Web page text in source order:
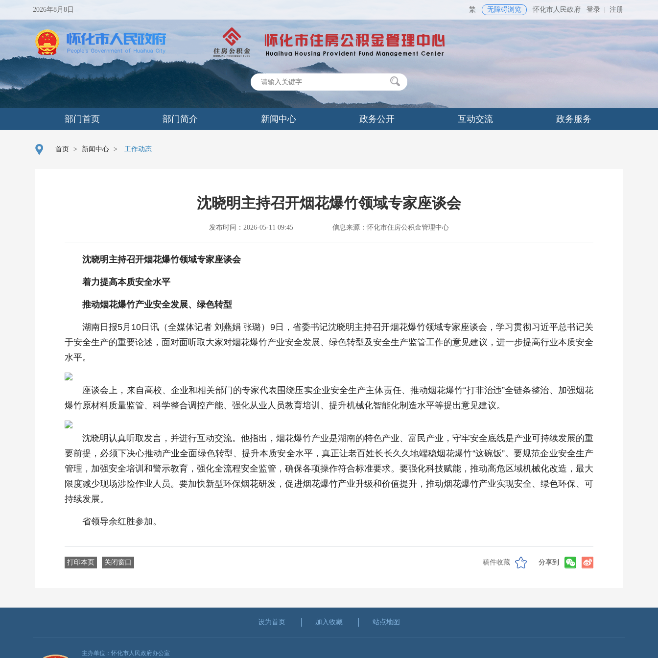
2026年8月8日 繁 无障碍浏览 怀化市人民政府 登录 注册
部门首页 部门简介 新闻中心 政务公开 互动交流 政务服务
首页 > 新闻中心 > 工作动态
沈晓明主持召开烟花爆竹领域专家座谈会
发布时间：2026-05-11 09:45 信息来源：怀化市住房公积金管理中心
沈晓明主持召开烟花爆竹领域专家座谈会
着力提高本质安全水平
推动烟花爆竹产业安全发展、绿色转型
湖南日报5月10日讯（全媒体记者 刘燕娟 张璐）9日，省委书记沈晓明主持召开烟花爆竹领域专家座谈会，学习贯彻习近平总书记关
于安全生产的重要论述，面对面听取大家对烟花爆竹产业安全发展、绿色转型及安全生产监管工作的意见建议，进一步提高行业本质安全
水平。
座谈会上，来自高校、企业和相关部门的专家代表围绕压实企业安全生产主体责任、推动烟花爆竹“打非治违”全链条整治、加强烟花
爆竹原材料质量监管、科学整合调控产能、强化从业人员教育培训、提升机械化智能化制造水平等提出意见建议。
沈晓明认真听取发言，并进行互动交流。他指出，烟花爆竹产业是湖南的特色产业、富民产业，守牢安全底线是产业可持续发展的重
要前提，必须下决心推动产业全面绿色转型、提升本质安全水平，真正让老百姓长长久久地端稳烟花爆竹“这碗饭”。要规范企业安全生产
管理，加强安全培训和警示教育，强化全流程安全监管，确保各项操作符合标准要求。要强化科技赋能，推动高危区域机械化改造，最大
限度减少现场涉险作业人员。要加快新型环保烟花研发，促进烟花爆竹产业升级和价值提升，推动烟花爆竹产业实现安全、绿色环保、可
持续发展。
省领导余红胜参加。
打印本页 关闭窗口 稿件收藏 分享到
设为首页 加入收藏 站点地图
主办单位：怀化市人民政府办公室